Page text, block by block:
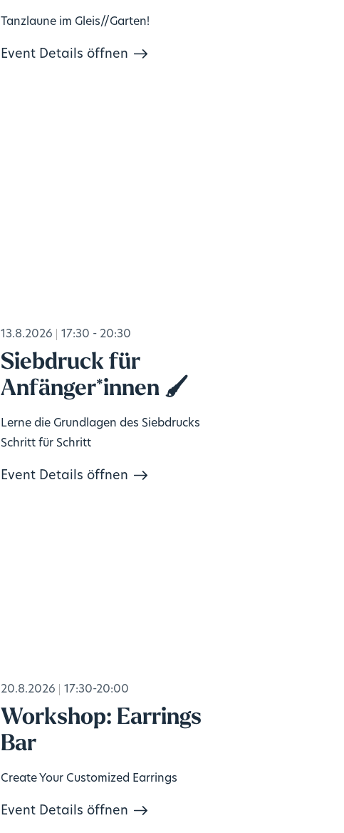
Tanzlaune im Gleis//Garten!
Event Details öffnen
13.8.2026 17:30 - 20:30
Siebdruck für
Anfänger*innen 🖌️
Lerne die Grundlagen des Siebdrucks
Schritt für Schritt
Event Details öffnen
20.8.2026 17:30-20:00
Workshop: Earrings
Bar
Create Your Customized Earrings
Event Details öffnen